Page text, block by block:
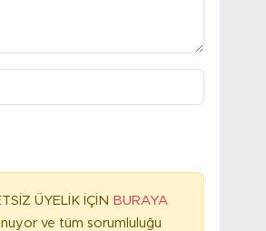
ÜYELİK İÇİN BURAYA
ve tüm sorumluluğu